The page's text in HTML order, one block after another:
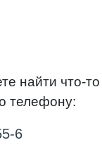
найти что-
телефону:
6